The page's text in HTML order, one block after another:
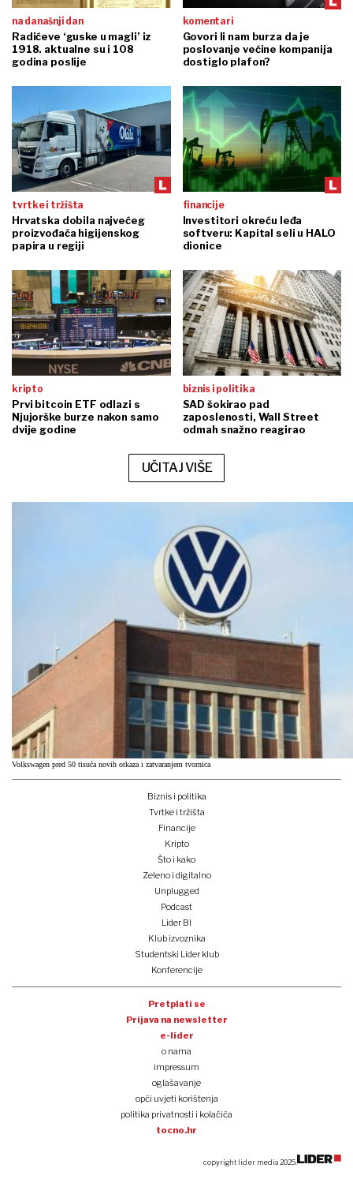
na današnji dan
Radićeve ‘guske u magli’ iz
1918. aktualne su i 108
godina poslije
komentari
Govori li nam burza da je
poslovanje većine kompanija
dostiglo plafon?
tvrtke i tržišta
Hrvatska dobila najvećeg
proizvođača higijenskog
papira u regiji
financije
Investitori okreću leđa
softveru: Kapital seli u HALO
dionice
kripto
Prvi bitcoin ETF odlazi s
Njujorške burze nakon samo
dvije godine
biznis i politika
SAD šokirao pad
zaposlenosti, Wall Street
odmah snažno reagirao
UČITAJ VIŠE
Volkswagen pred 50 tisuća novih otkaza i zatvaranjem tvornica
Biznis i politika
Tvrtke i tržišta
Financije
Kripto
Što i kako
Zeleno i digitalno
Unplugged
Podcast
Lider BI
Klub izvoznika
Studentski Lider klub
Konferencije
Pretplati se
Prijava na newsletter
e-lider
o nama
impressum
oglašavanje
opći uvjeti korištenja
politika privatnosti i kolačića
tocno.hr
copyright lider media 2025.